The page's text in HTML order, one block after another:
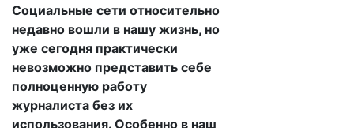
Социальные сети относительно
недавно вошли в нашу жизнь, но
уже сегодня практически
невозможно представить себе
полноценную работу
журналиста без их
использования. Особенно в наш